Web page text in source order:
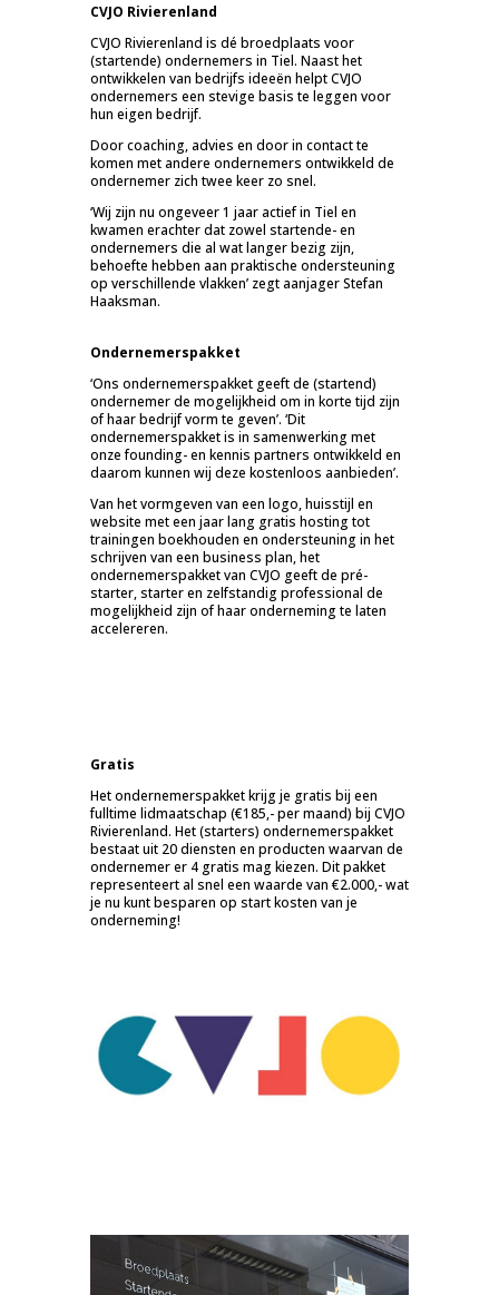
CVJO Rivierenland
CVJO Rivierenland is dé broedplaats voor
(startende) ondernemers in Tiel. Naast het
ontwikkelen van bedrijfs ideeën helpt CVJO
ondernemers een stevige basis te leggen voor
hun eigen bedrijf.
Door coaching, advies en door in contact te
komen met andere ondernemers ontwikkeld de
ondernemer zich twee keer zo snel.
‘Wij zijn nu ongeveer 1 jaar actief in Tiel en
kwamen erachter dat zowel startende- en
ondernemers die al wat langer bezig zijn,
behoefte hebben aan praktische ondersteuning
op verschillende vlakken’ zegt aanjager Stefan
Haaksman.
Ondernemerspakket
‘Ons ondernemerspakket geeft de (startend)
ondernemer de mogelijkheid om in korte tijd zijn
of haar bedrijf vorm te geven’. ‘Dit
ondernemerspakket is in samenwerking met
onze founding- en kennis partners ontwikkeld en
daarom kunnen wij deze kostenloos aanbieden’.
Van het vormgeven van een logo, huisstijl en
website met een jaar lang gratis hosting tot
trainingen boekhouden en ondersteuning in het
schrijven van een business plan, het
ondernemerspakket van CVJO geeft de pré-
starter, starter en zelfstandig professional de
mogelijkheid zijn of haar onderneming te laten
accelereren.
Gratis
Het ondernemerspakket krijg je gratis bij een
fulltime lidmaatschap (€185,- per maand) bij CVJO
Rivierenland. Het (starters) ondernemerspakket
bestaat uit 20 diensten en producten waarvan de
ondernemer er 4 gratis mag kiezen. Dit pakket
representeert al snel een waarde van €2.000,- wat
je nu kunt besparen op start kosten van je
onderneming!